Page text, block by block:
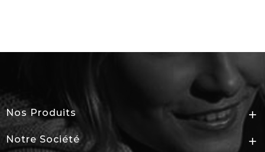
Nos Produits 
Notre Société 